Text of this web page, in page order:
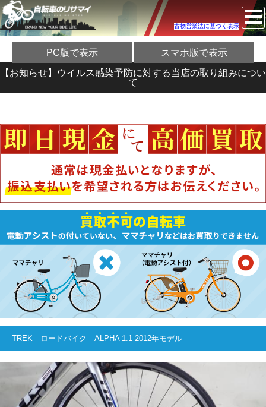
古物営業法に基づく表示
PC版で表示 スマホ版で表示
【お知らせ】ウイルス感染予防に対する当店の取り組みについ
て
TREK ロードバイク ALPHA 1.1 2012年モデル